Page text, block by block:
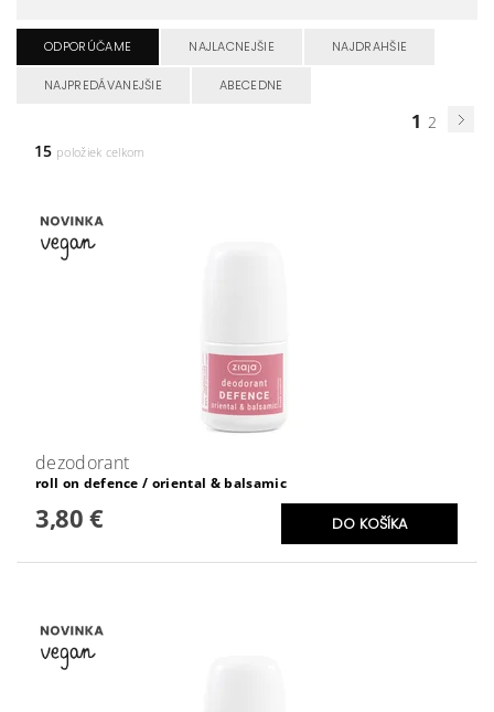
ODPORÚČAME NAJLACNEJŠIE NAJDRAHŠIE
NAJPREDÁVANEJŠIE ABECEDNE
1 2
15 položiek celkom
dezodorant
roll on defence / oriental & balsamic
3,80 €